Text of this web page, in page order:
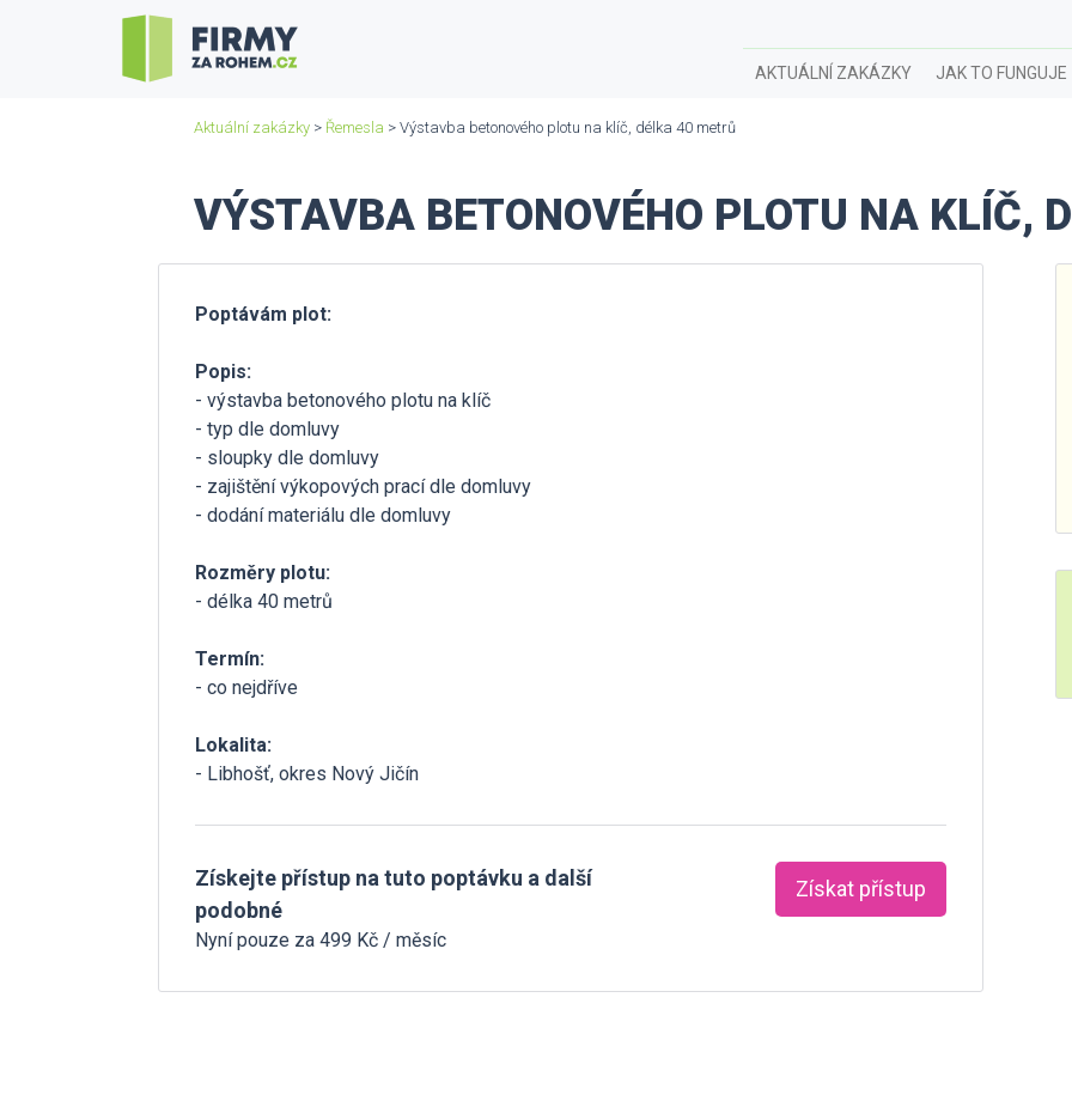
AKTUÁLNÍ ZAKÁZKY JAK TO FUNGUJE
Aktuální zakázky > Řemesla > Výstavba betonového plotu na klíč, délka 40 metrů
VÝSTAVBA BETONOVÉHO PLOTU NA KLÍČ,
Poptávám plot:
Popis:
- výstavba betonového plotu na klíč
- typ dle domluvy
- sloupky dle domluvy
- zajištění výkopových prací dle domluvy
- dodání materiálu dle domluvy
Rozměry plotu:
- délka 40 metrů
Termín:
- co nejdříve
Lokalita:
- Libhošť, okres Nový Jičín
Získejte přístup na tuto poptávku a další
podobné
Nyní pouze za 499 Kč / měsíc
Získat přístup